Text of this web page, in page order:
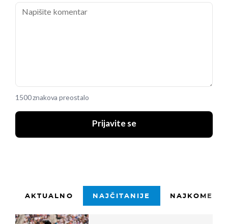
1500 znakova preostalo
Prijavite se
AKTUALNO NAJČITANIJE